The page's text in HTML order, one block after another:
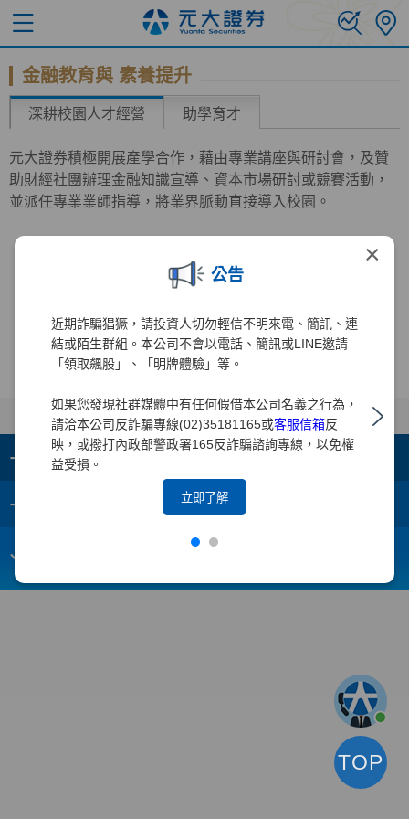
×
公告
近期詐騙猖獗，請投資人切勿輕信不明來電、簡訊、連
結或陌生群組。本公司不會以電話、簡訊或LINE邀請
「領取飆股」、「明牌體驗」等。
如果您發現社群媒體中有任何假借本公司名義之行為，
請洽本公司反詐騙專線(02)35181165或客服信箱反
映，或撥打內政部警政署165反詐騙諮詢專線，以免權
益受損。
立即了解
金融教育與 素養提升
深耕校園人才經營 助學育才
元大證券積極開展產學合作，藉由專業講座與研討會，及贊
助財經社團辦理金融知識宣導、資本市場研討或競賽活動，
並派任專業業師指導，將業界脈動直接導入校園。
+ 集團成員
+
webmaster@yuanta.com
TOP